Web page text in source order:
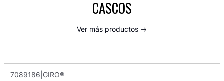
CASCOS
Ver más productos
7089186 |GIRO®